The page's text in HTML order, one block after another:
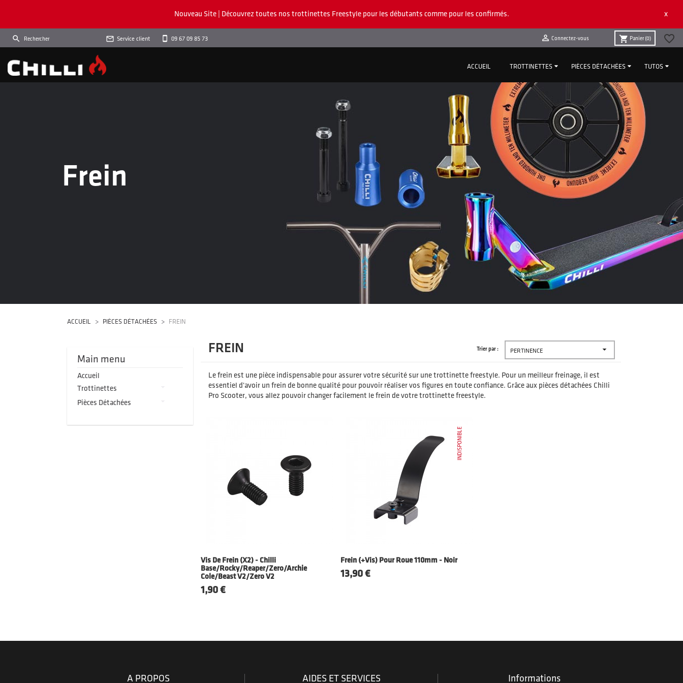
Nouveau Site | Découvrez toutes nos trottinettes Freestyle pour les débutants comme pour les confirmés. x
 Service client 09 67 09 85 73  Connectez-vous shopping_cart Panier (0) favorite_border
ACCUEIL TROTTINETTES PIÈCES DÉTACHÉES TUTOS
Frein
ACCUEIL PIÈCES DÉTACHÉES FREIN
Main menu
Accueil
Trottinettes
Pièces Détachées
FREIN Trier par : PERTINENCE 
Le frein est une pièce indispensable pour assurer votre sécurité sur une trottinette freestyle. Pour un meilleur freinage, il est
essentiel d'avoir un frein de bonne qualité pour pouvoir réaliser vos figures en toute confiance. Grâce aux pièces détachées Chilli
Pro Scooter, vous allez pouvoir changer facilement le frein de votre trottinette freestyle.
Vis De Frein (x2) - Chilli
Base/Rocky/Reaper/Zero/Archie
Cole/Beast V2/Zero V2
Prix
1,90 €
Frein (+vis) Pour Roue 110mm - Noir
Prix
13,90 €
INDISPONIBLE
A PROPOS AIDES ET SERVICES Informations